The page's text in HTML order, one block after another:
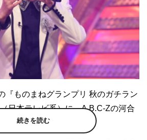
『ものまねグランプリ 秋のガチラン
日本テレビ系）に、A.B.C-Zの河合
続きを読む